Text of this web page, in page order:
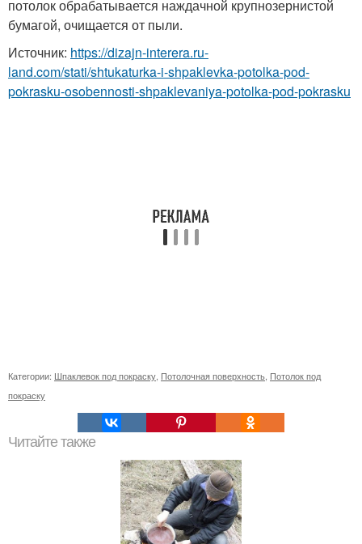
потолок обрабатывается наждачной крупнозернистой
бумагой, очищается от пыли.
Источник: https://dizajn-interera.ru-
land.com/stati/shtukaturka-i-shpaklevka-potolka-pod-
pokrasku-osobennosti-shpaklevaniya-potolka-pod-pokrasku
Категории: Шпаклевок под покраску Потолочная поверхность Потолок под
покраску
Читайте также